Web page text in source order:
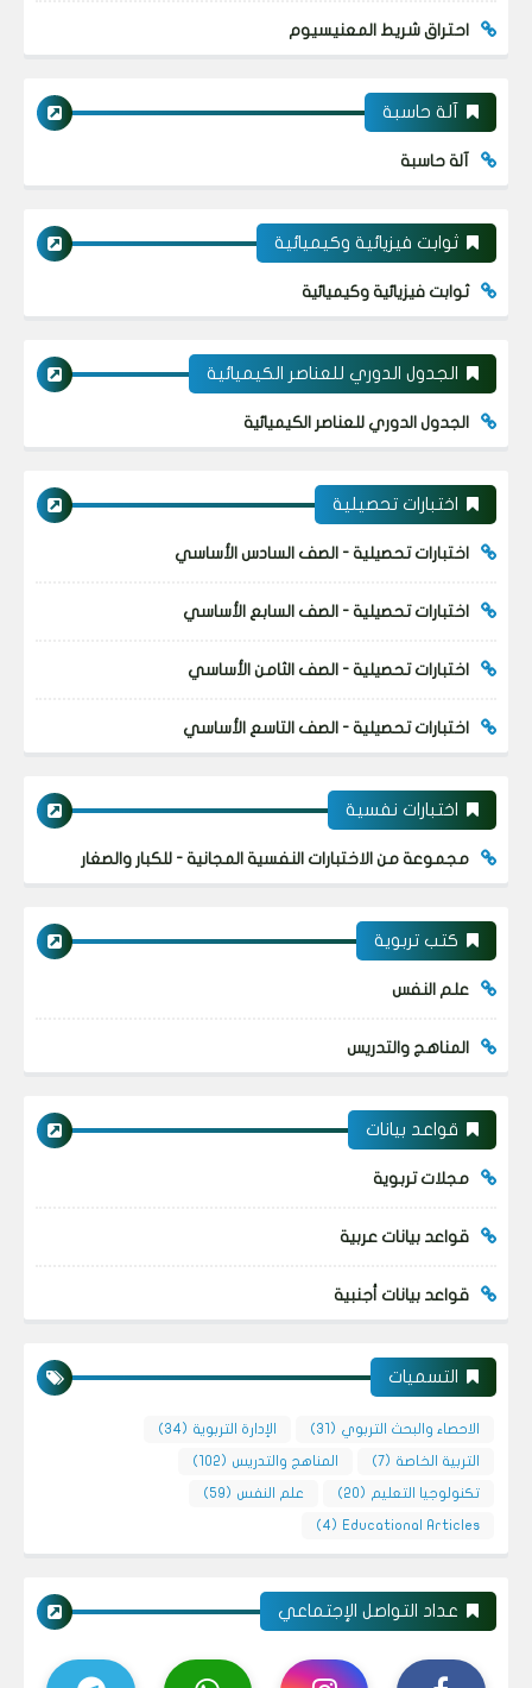
احتراق شريط المعنيسيوم
آلة حاسبة
آلة حاسبة
ثوابت فيزيائية وكيميائية
ثوابت فيزيائية وكيميائية
الجدول الدوري للعناصر الكيميائية
الجدول الدوري للعناصر الكيميائية
اختبارات تحصيلية
اختبارات تحصيلية - الصف السادس الأساسي
اختبارات تحصيلية - الصف السابع الأساسي
اختبارات تحصيلية - الصف الثامن الأساسي
اختبارات تحصيلية - الصف التاسع الأساسي
اختبارات نفسية
مجموعة من الاختبارات النفسية المجانية - للكبار والصغار
كتب تربوية
علم النفس
المناهج والتدريس
قواعد بيانات
مجلات تربوية
قواعد بيانات عربية
قواعد بيانات أجنبية
التسميات
الاحصاء والبحث التربوي (31) الإدارة التربوية (34)
التربية الخاصة (7) المناهج والتدريس (102)
تكنولوجيا التعليم (20) علم النفس (59)
Educational Articles
(4)
عداد التواصل الإجتماعي